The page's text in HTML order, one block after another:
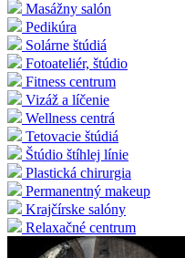
Masážny salón
Pedikúra
Solárne štúdiá
Fotoateliér, štúdio
Fitness centrum
Vizáž a líčenie
Wellness centrá
Tetovacie štúdiá
Štúdio štíhlej línie
Plastická chirurgia
Permanentný makeup
Krajčírske salóny
Relaxačné centrum